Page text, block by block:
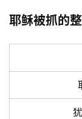
耶稣被抓的